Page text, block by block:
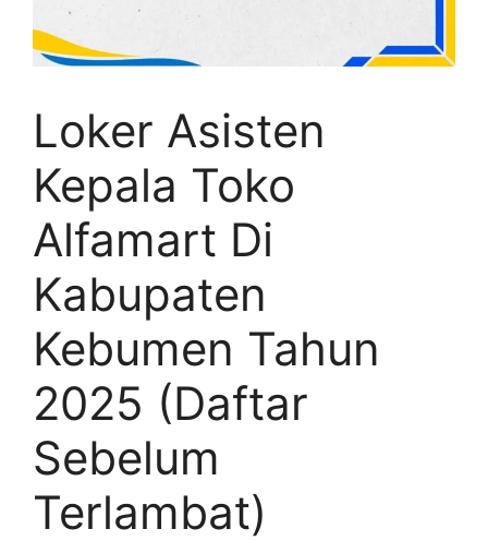
Loker Asisten
Kepala Toko
Alfamart Di
Kabupaten
Kebumen Tahun
2025 (Daftar
Sebelum
Terlambat)